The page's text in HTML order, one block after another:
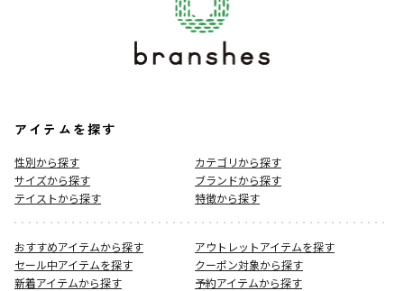
アイテムを探す
性別から探す
カテゴリから探す
サイズから探す
ブランドから探す
テイストから探す
特徴から探す
おすすめアイテムから探す
アウトレットアイテムを探す
セール中アイテムを探す
クーポン対象から探す
新着アイテムから探す
予約アイテムから探す